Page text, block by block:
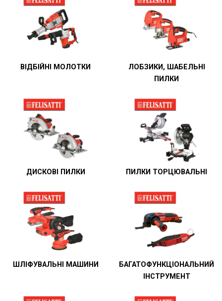
ВІДБІЙНІ МОЛОТКИ
ЛОБЗИКИ, ШАБЕЛЬНІ
ПИЛКИ
ДИСКОВІ ПИЛКИ ПИЛКИ ТОРЦЮВАЛЬНІ
ШЛІФУВАЛЬНІ МАШИНИ
БАГАТОФУНКЦІОНАЛЬНИЙ
ІНСТРУМЕНТ